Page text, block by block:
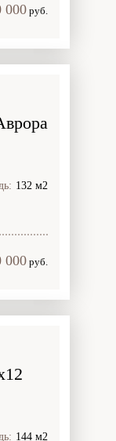
000 руб.
132 м2
000 руб.
144 м2